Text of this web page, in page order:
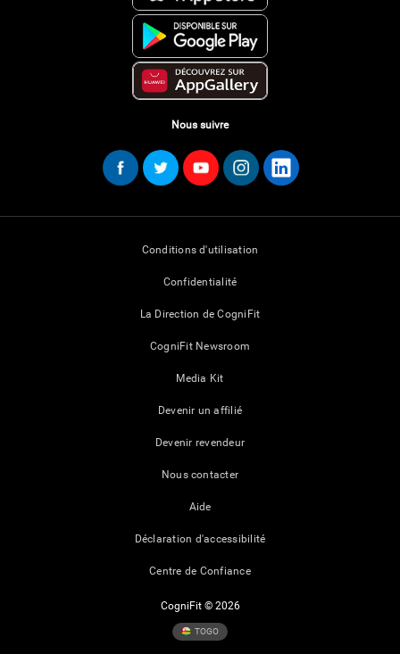
Nous suivre
Conditions d'utilisation
Confidentialité
La Direction de CogniFit
CogniFit Newsroom
Media Kit
Devenir un affilié
Devenir revendeur
Nous contacter
Aide
Déclaration d'accessibilité
Centre de Confiance
CogniFit © 2026
TOGO